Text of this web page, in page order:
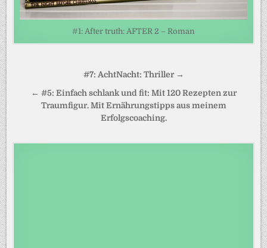
#1: After truth: AFTER 2 – Roman
Beitragsnavigation
#7: AchtNacht: Thriller →
← #5: Einfach schlank und fit: Mit 120 Rezepten zur
Traumfigur. Mit Ernährungstipps aus meinem
Erfolgscoaching.